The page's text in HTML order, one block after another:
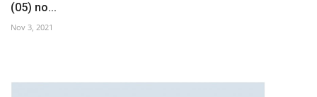
(05) no...
Nov 3, 2021